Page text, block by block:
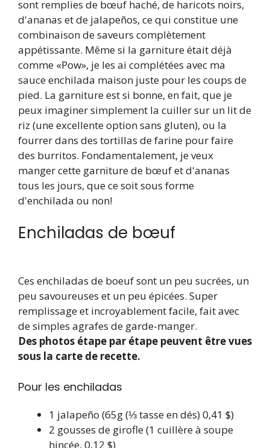
sont remplies de bœuf haché, de haricots noirs,
d'ananas et de jalapeños, ce qui constitue une
combinaison de saveurs complètement
appétissante. Même si la garniture était déjà
comme «Pow», je les ai complétées avec ma
sauce enchilada maison juste pour les coups de
pied. La garniture est si bonne, en fait, que je
peux imaginer simplement la cuiller sur un lit de
riz (une excellente option sans gluten), ou la
fourrer dans des tortillas de farine pour faire
des burritos. Fondamentalement, je veux
manger cette garniture de bœuf et d'ananas
tous les jours, que ce soit sous forme
d'enchilada ou non!
Enchiladas de bœuf
Ces enchiladas de boeuf sont un peu sucrées, un
peu savoureuses et un peu épicées. Super
remplissage et incroyablement facile, fait avec
de simples agrafes de garde-manger.
Des photos étape par étape peuvent être vues
sous la carte de recette.
Pour les enchiladas
1 jalapeño (65g (⅓ tasse en dés) 0,41 $)
2 gousses de girofle(1 cuillère à soupe
hincée, 0,12 $)